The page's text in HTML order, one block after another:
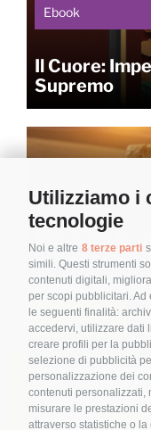
Utilizziamo i
tecnologie
Noi e altre 8 terze parti
simili. Questi strumenti
contenuti digitali,
per scopi pubblicitari.
le seguenti finalità:
accedervi, utilizzare dati
creare profili per la
selezione di pubblicità
personalizzazione dei
contenuti personalizzati,
misurare le prestazioni
attraverso statistiche o
Ebook
Il Cuore:
Supremo
Dal deserto
acqua e cibo
Ebook,Magazine
Le